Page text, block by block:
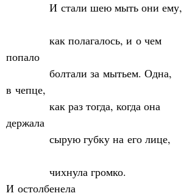
И стали шею мыть они ему,
как полагалось, и о чем
попало
болтали за мытьем. Одна,
в чепце,
как раз тогда, когда она
держала
сырую губку на его лице,
чихнула громко.
И остолбенела